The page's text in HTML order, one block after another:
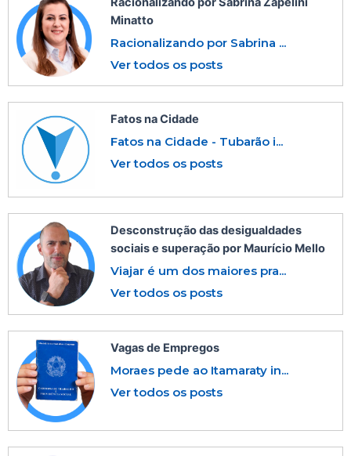
Minatto
Racionalizando por Sabrina ...
Ver todos os posts
Fatos na Cidade
Fatos na Cidade - Tubarão i...
Ver todos os posts
Desconstrução das desigualdades
sociais e superação por Maurício Mello
Viajar é um dos maiores pra...
Ver todos os posts
Vagas de Empregos
Moraes pede ao Itamaraty in...
Ver todos os posts